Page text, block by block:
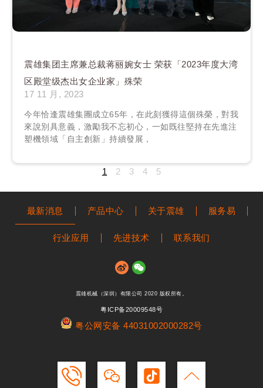
震雄集团主席兼总裁蒋丽婉女士 荣获「2023年度大湾
区殿堂级杰出女企业家」殊荣
17 11 月, 2023
今年恰逢震雄集團成立65年，在此刻獲得這個殊榮，對我
來說別具意義，激勵我不忘初心，一如既往堅持在先進注
塑機領域「自主創新」持續發展，
1 2 3 4 5
最新消息 产品中心 关于震雄 服务易
行业应用 先进技术 联系我们
震雄机械（深圳）有限公司 2020 版权所有。
粤ICP备20009548号
粤公网安备 44031002000282号